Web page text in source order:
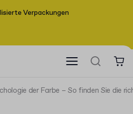
Verpackungen
der Farbe – So finden Sie die